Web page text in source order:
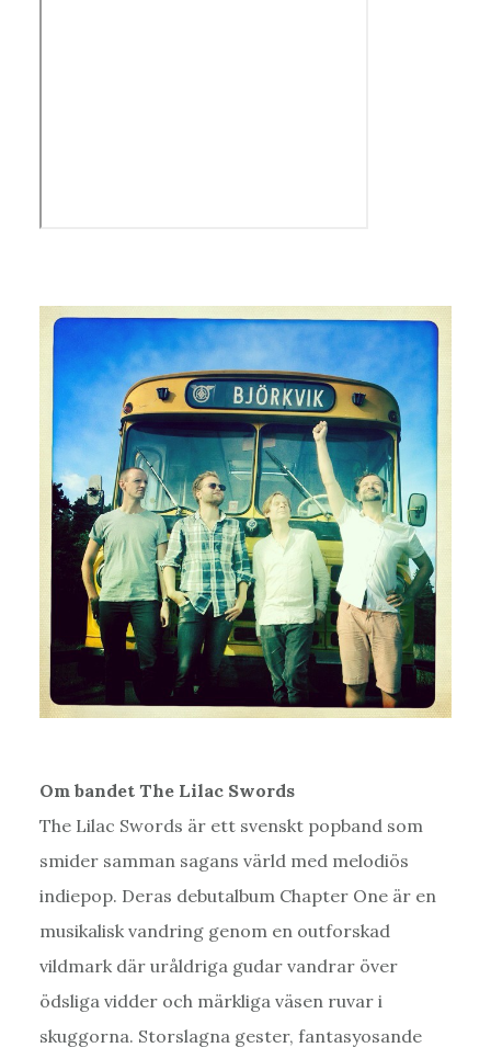
Om bandet The Lilac Swords
The Lilac Swords är ett svenskt popband som
smider samman sagans värld med melodiös
indiepop. Deras debutalbum Chapter One är en
musikalisk vandring genom en outforskad
vildmark där uråldriga gudar vandrar över
ödsliga vidder och märkliga väsen ruvar i
skuggorna. Storslagna gester, fantasyosande